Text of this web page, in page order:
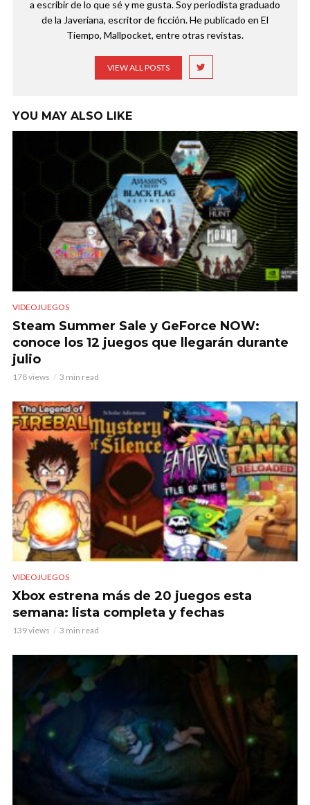
a escribir de lo que sé y me gusta. Soy periodista graduado
de la Javeriana, escritor de ficción. He publicado en El
Tiempo, Mallpocket, entre otras revistas.
VIEW ALL POSTS
YOU MAY ALSO LIKE
VIDEOJUEGOS
Steam Summer Sale y GeForce NOW:
conoce los 12 juegos que llegarán durante
julio
178 views 3 min read
VIDEOJUEGOS
Xbox estrena más de 20 juegos esta
semana: lista completa y fechas
139 views 3 min read